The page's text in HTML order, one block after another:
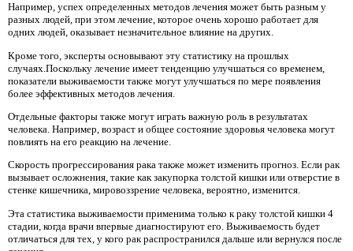
Например, успех определенных методов лечения может быть разным у
разных людей, при этом лечение, которое очень хорошо работает для
одних людей, оказывает незначительное влияние на других.
Кроме того, эксперты основывают эту статистику на прошлых
случаях.Поскольку лечение имеет тенденцию улучшаться со временем,
показатели выживаемости также могут улучшаться по мере появления
более эффективных методов лечения.
Отдельные факторы также могут играть важную роль в результатах
человека. Например, возраст и общее состояние здоровья человека могут
повлиять на его реакцию на лечение.
Скорость прогрессирования рака также может изменить прогноз. Если рак
вызывает осложнения, такие как закупорка толстой кишки или отверстие в
стенке кишечника, мировоззрение человека, вероятно, изменится.
Эта статистика выживаемости применима только к раку толстой кишки 4
стадии, когда врачи впервые диагностируют его. Выживаемость будет
отличаться для тех, у кого рак распространился дальше или вернулся после